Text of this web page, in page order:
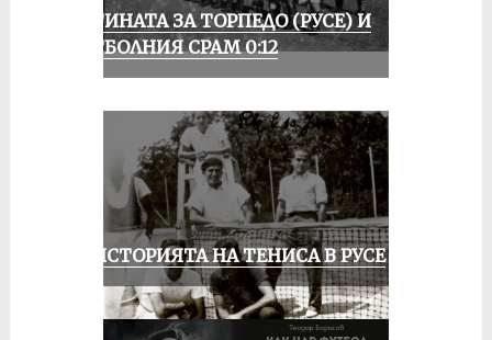
ИСТИНАТА ЗА ТОРПЕДО (РУСЕ) И
ФУТБОЛНИЯ СРАМ 0:12
ЗА ИСТОРИЯТА НА ТЕНИСА В РУСЕ